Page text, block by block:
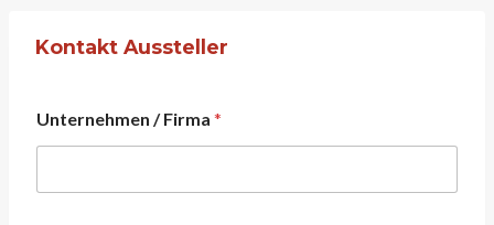
Kontakt Aussteller
Unternehmen / Firma *